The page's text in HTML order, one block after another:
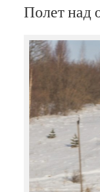
Полет над